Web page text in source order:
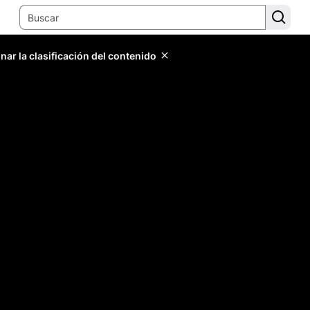
la clasificación del contenido